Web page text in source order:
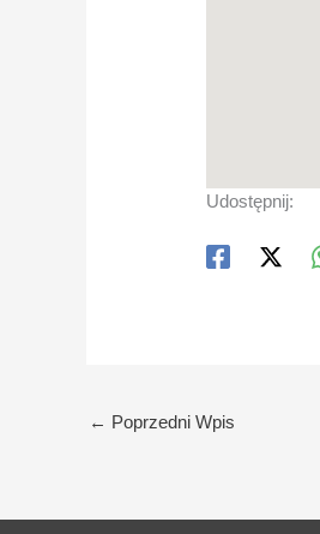
Udostępnij:
← Poprzedni Wpis